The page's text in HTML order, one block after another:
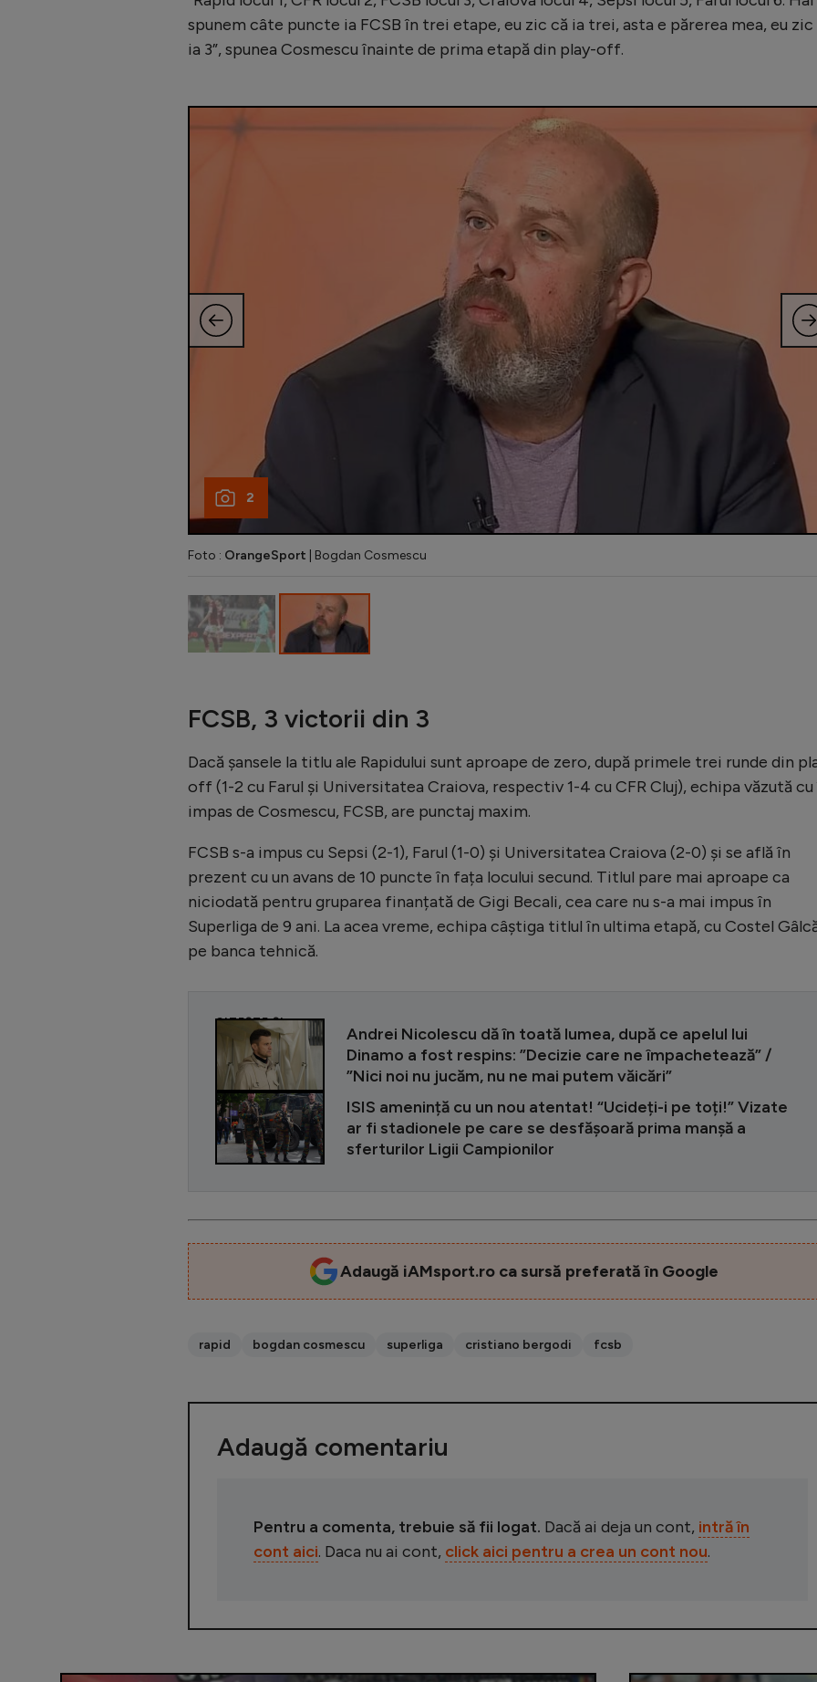
spunem câte puncte ia FCSB în trei etape, eu zic că ia trei, asta e părerea mea, eu zic
ia 3”, spunea Cosmescu înainte de prima etapă din play-off.
2
Foto : OrangeSport | Bogdan Cosmescu
FCSB, 3 victorii din 3
Dacă șansele la titlu ale Rapidului sunt aproape de zero, după primele trei runde din
off (1-2 cu Farul și Universitatea Craiova, respectiv 1-4 cu CFR Cluj), echipa văzută cu
impas de Cosmescu, FCSB, are punctaj maxim.
FCSB s-a impus cu Sepsi (2-1), Farul (1-0) și Universitatea Craiova (2-0) și se află în
prezent cu un avans de 10 puncte în fața locului secund. Titlul pare mai aproape ca
niciodată pentru gruparea finanțată de Gigi Becali, cea care nu s-a mai impus în
Superliga de 9 ani. La acea vreme, echipa câștiga titlul în ultima etapă, cu Costel
pe banca tehnică.
CITEȘTE ȘI
Andrei Nicolescu dă în toată lumea, după ce apelul lui
Dinamo a fost respins: ”Decizie care ne împachetează” /
”Nici noi nu jucăm, nu ne mai putem văicări”
ISIS amenință cu un nou atentat! “Ucideți-i pe toți!” Vizate
ar fi stadionele pe care se desfășoară prima manșă a
sferturilor Ligii Campionilor
Adaugă iAMsport.ro ca sursă preferată în Google
rapid bogdan cosmescu superliga cristiano bergodi fcsb
Adaugă comentariu
Pentru a comenta, trebuie să fii logat. Dacă ai deja un cont, intră în
cont aici. Daca nu ai cont, click aici pentru a crea un cont nou.